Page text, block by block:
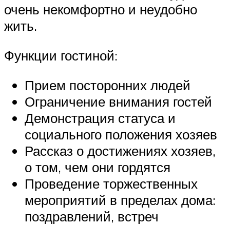
очень некомфортно и неудобно
жить.
Функции гостиной:
Прием посторонних людей
Ограничение внимания гостей
Демонстрация статуса и
социального положения хозяев
Рассказ о достижениях хозяев,
о том, чем они гордятся
Проведение торжественных
мероприятий в пределах дома:
поздравлений, встреч